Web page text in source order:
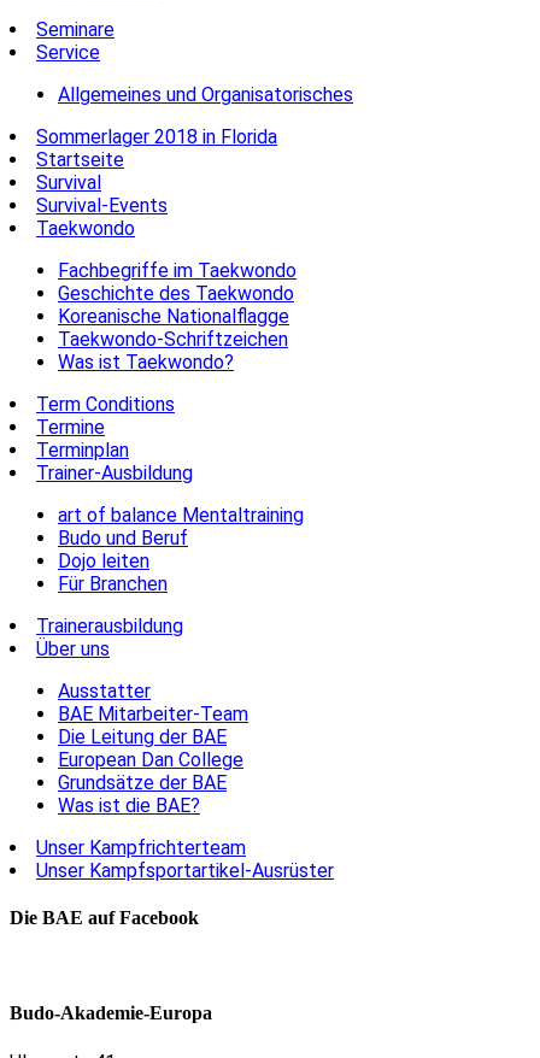
Seminare
Service
Allgemeines und Organisatorisches
Sommerlager 2018 in Florida
Startseite
Survival
Survival-Events
Taekwondo
Fachbegriffe im Taekwondo
Geschichte des Taekwondo
Koreanische Nationalflagge
Taekwondo-Schriftzeichen
Was ist Taekwondo?
Term Conditions
Termine
Terminplan
Trainer-Ausbildung
art of balance Mentaltraining
Budo und Beruf
Dojo leiten
Für Branchen
Trainerausbildung
Über uns
Ausstatter
BAE Mitarbeiter-Team
Die Leitung der BAE
European Dan College
Grundsätze der BAE
Was ist die BAE?
Unser Kampfrichterteam
Unser Kampfsportartikel-Ausrüster
Die BAE auf Facebook
Budo-Akademie-Europa